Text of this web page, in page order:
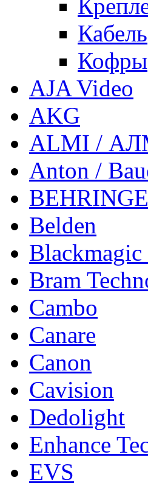
Кабель
Кофры
AJA Video
AKG
ALMI /
Anton /
Belden
Blackmagic
Bram
Cambo
Canare
Canon
Cavision
Dedolight
Enhance
EVS